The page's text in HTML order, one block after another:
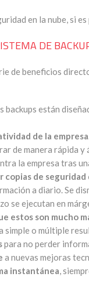
en la nube, si
DE
de beneficios
backups están
de la empresa
de manera rápida
la empresa tras
de
a diario. Se
se ejecutan en
estos son mucho
simple o múltiple
para no perder
a nuevas mejoras
instantánea,